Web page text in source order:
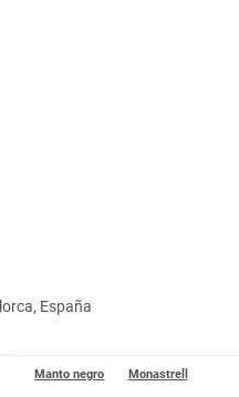
España
Manto negro Monastrell